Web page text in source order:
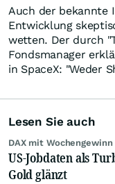
Auch der bekannte
Entwicklung
wetten. Der durch
Fondsmanager
in SpaceX: "Weder
Lesen Sie auch
DAX mit Wochengewinn
US-Jobdaten als
Gold glänzt